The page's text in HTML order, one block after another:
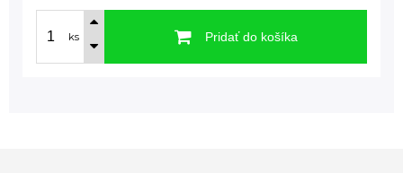
ks Pridať do košíka